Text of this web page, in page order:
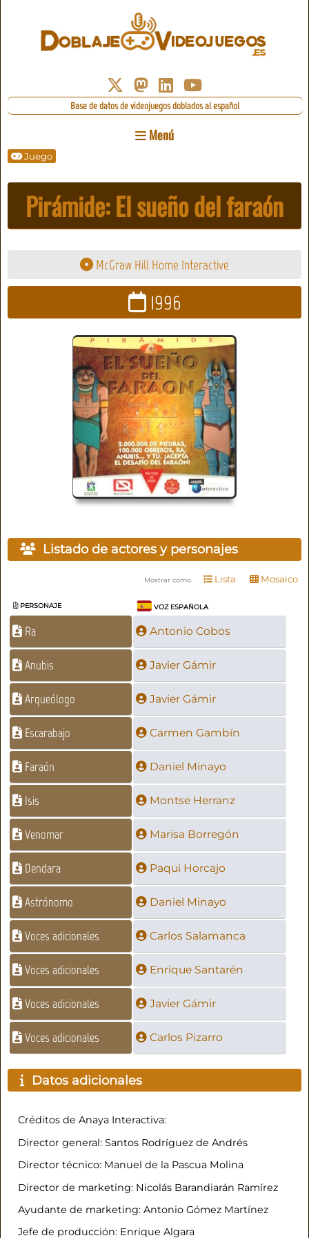
Base de datos de videojuegos doblados al español
Menú
Juego
Pirámide: El sueño del faraón
McGraw Hill Home Interactive
1996
Listado de actores y personajes
Mostrar como Lista Mosaico
PERSONAJE VOZ ESPAÑOLA
Ra Antonio Cobos
Anubis Javier Gámir
Arqueólogo Javier Gámir
Escarabajo Carmen Gambín
Faraón Daniel Minayo
Isis Montse Herranz
Venomar Marisa Borregón
Dendara Paqui Horcajo
Astrónomo Daniel Minayo
Voces adicionales Carlos Salamanca
Voces adicionales Enrique Santarén
Voces adicionales Javier Gámir
Voces adicionales Carlos Pizarro
Datos adicionales
Créditos de Anaya Interactiva:
Director general: Santos Rodríguez de Andrés
Director técnico: Manuel de la Pascua Molina
Director de marketing: Nicolás Barandiarán Ramírez
Ayudante de marketing: Antonio Gómez Martínez
Jefe de producción: Enrique Algara